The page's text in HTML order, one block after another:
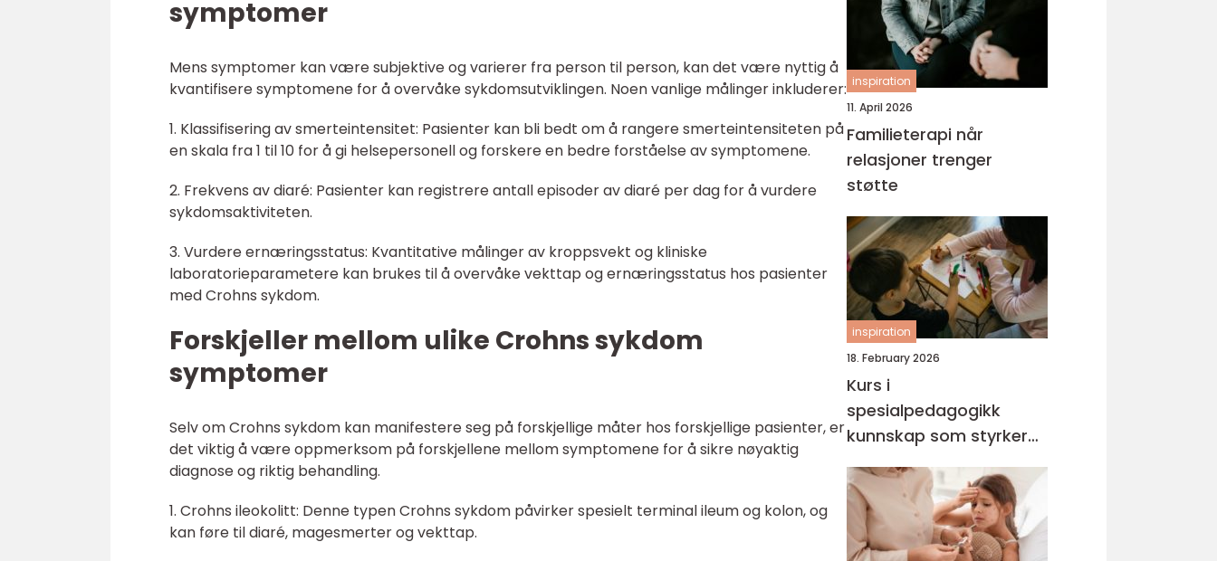
symptomer
Mens symptomer kan være subjektive og varierer fra person til person, kan det være nyttig å
kvantifisere symptomene for å overvåke sykdomsutviklingen. Noen vanlige målinger inkluderer:
1. Klassifisering av smerteintensitet: Pasienter kan bli bedt om å rangere smerteintensiteten på
en skala fra 1 til 10 for å gi helsepersonell og forskere en bedre forståelse av symptomene.
2. Frekvens av diaré: Pasienter kan registrere antall episoder av diaré per dag for å vurdere
sykdomsaktiviteten.
3. Vurdere ernæringsstatus: Kvantitative målinger av kroppsvekt og kliniske
laboratorieparametere kan brukes til å overvåke vekttap og ernæringsstatus hos pasienter
med Crohns sykdom.
Forskjeller mellom ulike Crohns sykdom
symptomer
Selv om Crohns sykdom kan manifestere seg på forskjellige måter hos forskjellige pasienter, er
det viktig å være oppmerksom på forskjellene mellom symptomene for å sikre nøyaktig
diagnose og riktig behandling.
1. Crohns ileokolitt: Denne typen Crohns sykdom påvirker spesielt terminal ileum og kolon, og
kan føre til diaré, magesmerter og vekttap.
inspiration
11. April 2026
Familieterapi når
relasjoner trenger
støtte
inspiration
18. February 2026
Kurs i
spesialpedagogikk
kunnskap som styrker
hverdagen med barn og
unge